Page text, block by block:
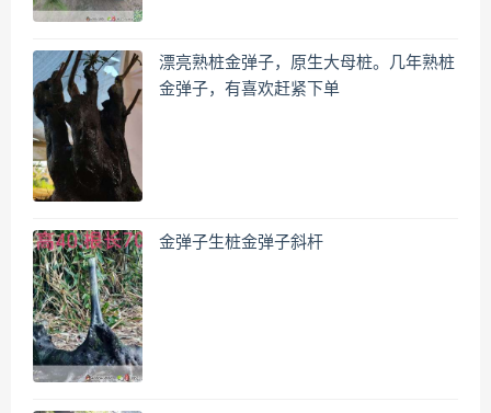
漂亮熟桩金弹子，原生大母桩。几年熟桩
金弹子，有喜欢赶紧下单
金弹子生桩金弹子斜杆